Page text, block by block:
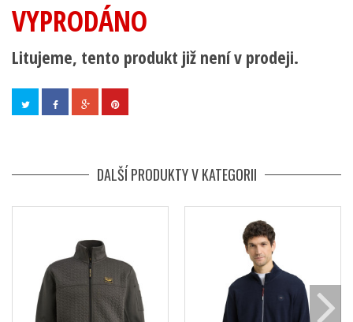
VYPRODÁNO
Litujeme, tento produkt již není v prodeji.
DALŠÍ PRODUKTY V KATEGORII